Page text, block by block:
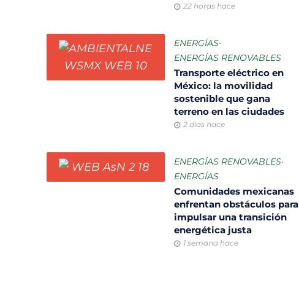
22 horas hace
ENERGÍAS•
ENERGÍAS RENOVABLES
Transporte eléctrico en
México: la movilidad
sostenible que gana
terreno en las ciudades
2 días hace
ENERGÍAS RENOVABLES•
ENERGÍAS
Comunidades mexicanas
enfrentan obstáculos para
impulsar una transición
energética justa
1 semana hace